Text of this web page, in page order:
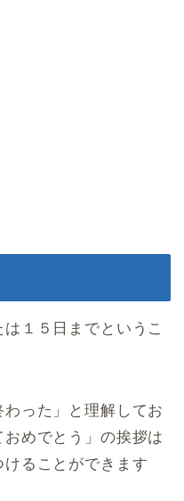
は１５日までというこ
った」と理解してお
めでとう」の挨拶は
ることができます